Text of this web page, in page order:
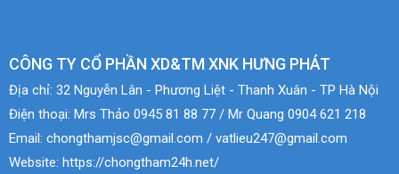
CÔNG TY CỔ PHẦN XD&TM XNK HƯNG PHÁT
Địa chỉ: 32 Nguyễn Lân - Phương Liệt - Thanh Xuân - TP Hà Nội
Điện thoại: Mrs Thảo 0945 81 88 77 / Mr Quang 0904 621 218
Email: chongthamjsc@gmail.com / vatlieu247@gmail.com
Website: https://chongtham24h.net/